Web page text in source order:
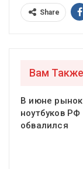
Share
Вам
В июне рынок
ноутбуков РФ
обвалился